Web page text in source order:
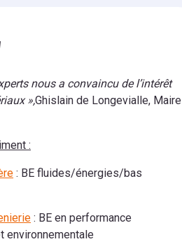
nous a convaincu de l’intérêt
»,Ghislain de Longevialle, Maire
:
: BE fluides/énergies/bas
: BE en performance
environnementale